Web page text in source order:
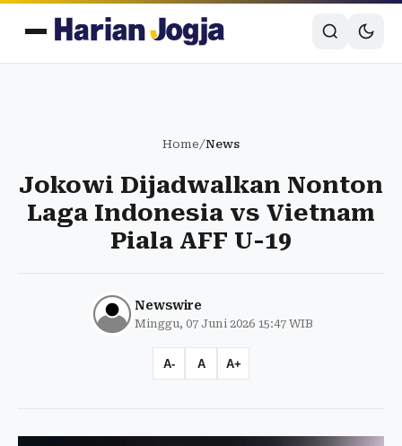
Home/News
Jokowi Dijadwalkan Nonton
Laga Indonesia vs Vietnam
Piala AFF U-19
Newswire
Minggu, 07 Juni 2026 15:47 WIB
A- A A+